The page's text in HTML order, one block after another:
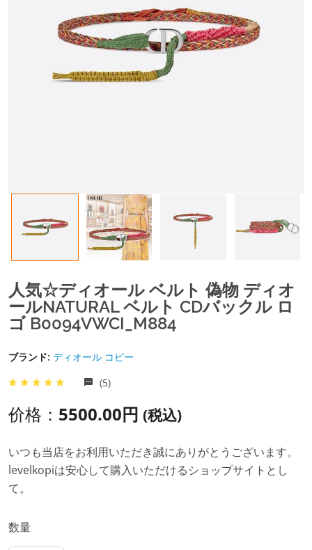
人気☆ディオール ベルト 偽物 ディオ
ールNATURAL ベルト CDバックル ロ
ゴ B0094VWCI_M884
ブランド: ディオール コピー
(5)
价格： 5500.00円 (税込)
いつも当店をお利用いただき誠にありがとうございます。
levelkopiは安心して購入いただけるショップサイトとし
て。
数量